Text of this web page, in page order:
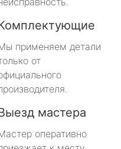
применяем детали
от
мастера
оперативно